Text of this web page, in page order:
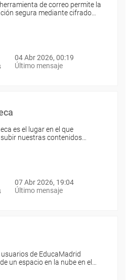
de correo permite la
segura mediante cifrado…
04 Abr 2026, 00:19
Último mensaje
es el lugar en el que
nuestras contenidos…
07 Abr 2026, 19:04
Último mensaje
de EducaMadrid
un espacio en la nube en el…